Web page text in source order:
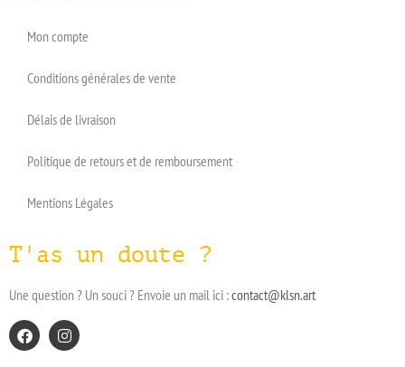
Mon compte
Conditions générales de vente
Délais de livraison
Politique de retours et de remboursement
Mentions Légales
T'as un doute ?
Une question ? Un souci ? Envoie un mail ici :contact@klsn.art